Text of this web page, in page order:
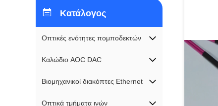
Κατάλογος
Οπτικές ενότητες πομποδεκτών
Καλώδιο AOC DAC
Βιομηχανικοί διακόπτες Ethernet
Οπτικά τμήματα ινών